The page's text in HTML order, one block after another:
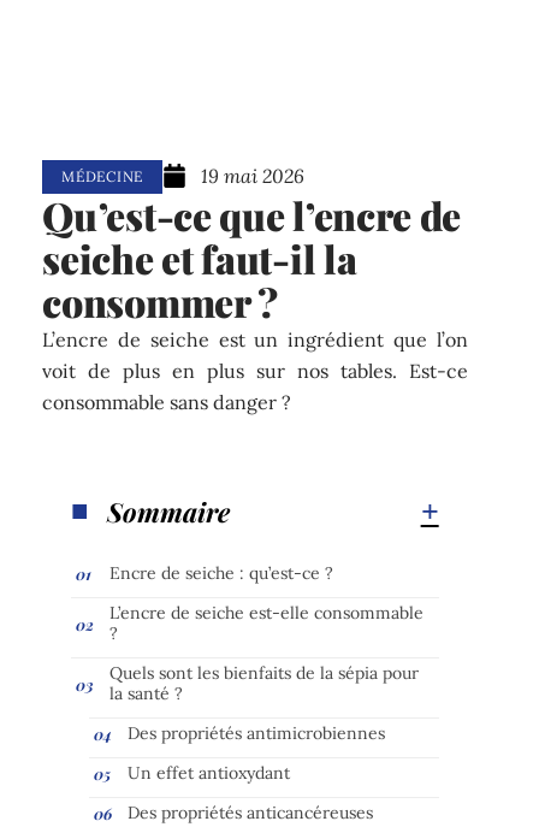
MÉDECINE 19 mai 2026
Qu’est-ce que l’encre de
seiche et faut-il la
consommer ?
L’encre de seiche est un ingrédient que l’on
voit de plus en plus sur nos tables. Est-ce
consommable sans danger ?
Sommaire
Encre de seiche : qu’est-ce ?
L’encre de seiche est-elle consommable
?
Quels sont les bienfaits de la sépia pour
la santé ?
Des propriétés antimicrobiennes
Un effet antioxydant
Des propriétés anticancéreuses